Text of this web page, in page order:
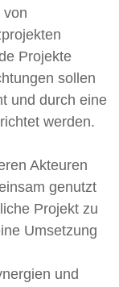
von
Projekte
sollen
und durch eine
werden.
Akteuren
genutzt
Projekt zu
Umsetzung
und